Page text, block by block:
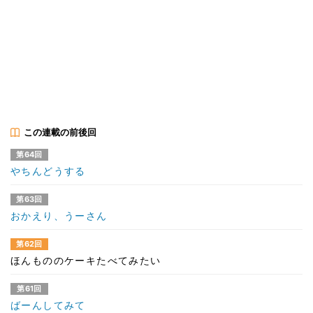
この連載の前後回
第64回
やちんどうする
第63回
おかえり、うーさん
第62回
ほんもののケーキたべてみたい
第61回
ばーんしてみて